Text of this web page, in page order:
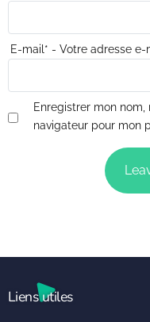
E-mail * - Votre adresse e-
Enregistrer mon
navigateur pour mon
Liens utiles